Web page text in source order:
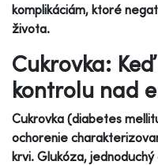
komplikáciám, ktoré
života.
Cukrovka:
kontrolu nad
Cukrovka (diabetes
ochorenie
krvi. Glukóza,